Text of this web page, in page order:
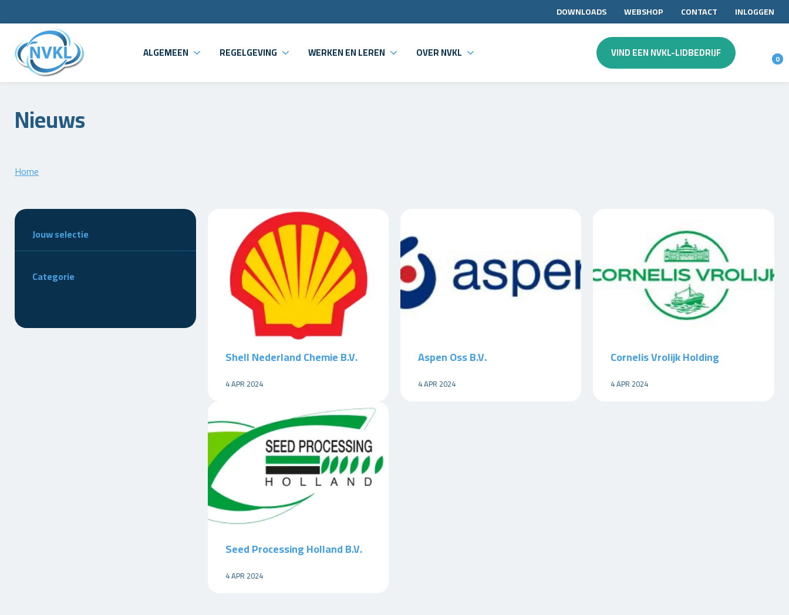
DOWNLOADS WEBSHOP CONTACT INLOGGEN
ALGEMEEN REGELGEVING WERKEN EN LEREN OVER NVKL VIND EEN NVKL-LIDBEDRIJF 0
Nieuws
Home
Jouw selectie
Categorie
Shell Nederland Chemie B.V.
4 APR 2024
Aspen Oss B.V.
4 APR 2024
Cornelis Vrolijk Holding
4 APR 2024
Seed Processing Holland B.V.
4 APR 2024